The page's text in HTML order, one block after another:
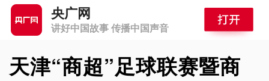
央广网
讲好中国故事 传播中国声音
天津“商超”足球联赛暨商